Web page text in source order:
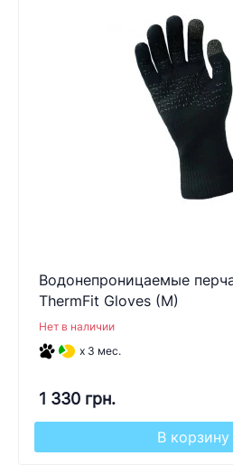
Водонепроницаемые
ThermFit Gloves (M)
Нет в наличии
x 3 мес.
1 330 грн.
В корзину